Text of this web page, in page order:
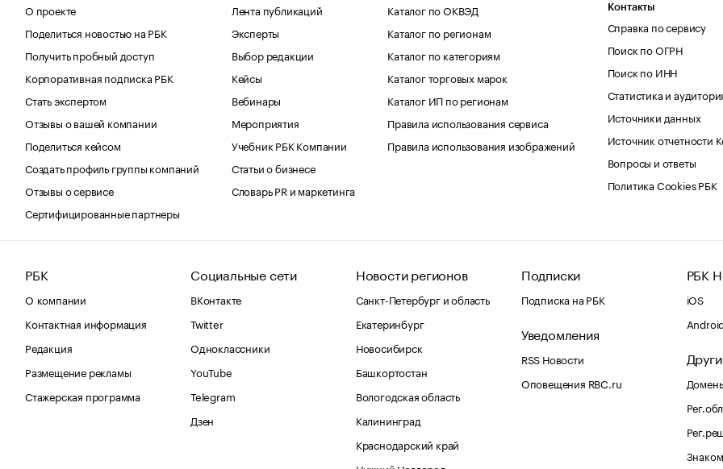
О проекте
Поделиться новостью на РБК
Получить пробный доступ
Корпоративная подписка РБК
Стать экспертом
Отзывы о вашей компании
Поделиться кейсом
Создать профиль группы компаний
Отзывы о сервисе
Сертифицированные партнеры
Лента публикаций
Эксперты
Выбор редакции
Кейсы
Вебинары
Мероприятия
Учебник РБК Компании
Статьи о бизнесе
Словарь PR и маркетинга
Каталог по ОКВЭД
Каталог по регионам
Каталог по категориям
Каталог торговых марок
Каталог ИП по регионам
Правила использования сервиса
Правила использования изображений
Контакты
Справка по сервису
Поиск по ОГРН
Поиск по ИНН
Статистика и
Источники данных
Источник отчетности
Вопросы и ответы
Политика Cookies РБК
РБК
О компании
Контактная информация
Редакция
Размещение рекламы
Стажерская программа
Социальные сети
ВКонтакте
Twitter
Одноклассники
YouTube
Telegram
Дзен
Новости регионов
Санкт-Петербург и область
Екатеринбург
Новосибирск
Башкортостан
Вологодская область
Калининград
Краснодарский край
Подписки
Подписка на РБК
Уведомления
RSS Новости
Оповещения RBC.ru
РБК
iOS